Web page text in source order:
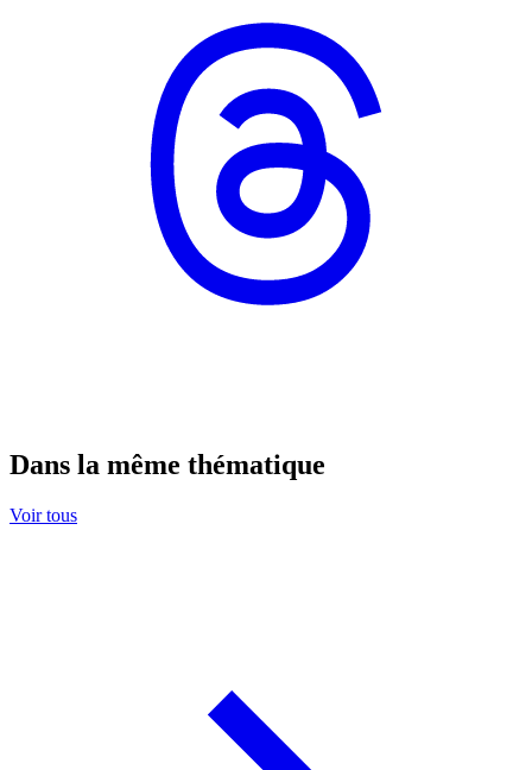
Dans la même thématique
Voir tous